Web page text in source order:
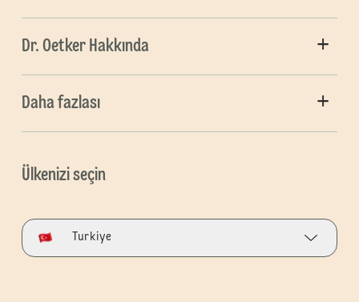
Dr. Oetker Hakkında
Daha fazlası
Ülkenizi seçin
Turkiye